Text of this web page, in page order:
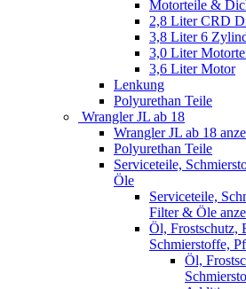
Motorteile &
2,8 Liter CRD
3,8 Liter 6
3,0 Liter
3,6 Liter Motor
Lenkung
Polyurethan Teile
Wrangler JL ab 18
Wrangler JL ab 18
Polyurethan Teile
Serviceteile,
Öle
Serviceteile,
Filter & Öle
Öl, Frostschutz,
Schmierstoffe,
Öl,